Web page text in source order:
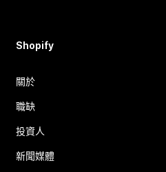
Shopify
關於
職缺
投資人
新聞媒體